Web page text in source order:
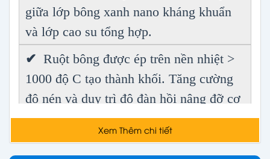
giữa lớp bông xanh nano kháng khuẩn
và lớp cao su tổng hợp.
✔ Ruột bông được ép trên nền nhiệt >
1000 độ C tạo thành khối. Tăng cường
độ nén và duy trì độ đàn hồi nâng đỡ cơ
thể.
✔Lớpcao su tổng hợp (dày 4cm)
Xem Thêm chi tiết